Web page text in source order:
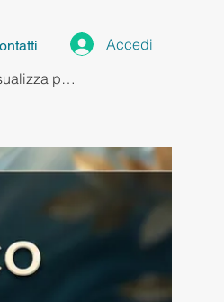
Accedi
Visualizza punti